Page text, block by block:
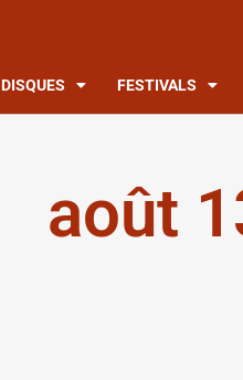
DISQUES FESTIVALS
août